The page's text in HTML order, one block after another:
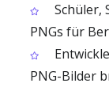
Schüler,
PNGs für
PNG-Bilder